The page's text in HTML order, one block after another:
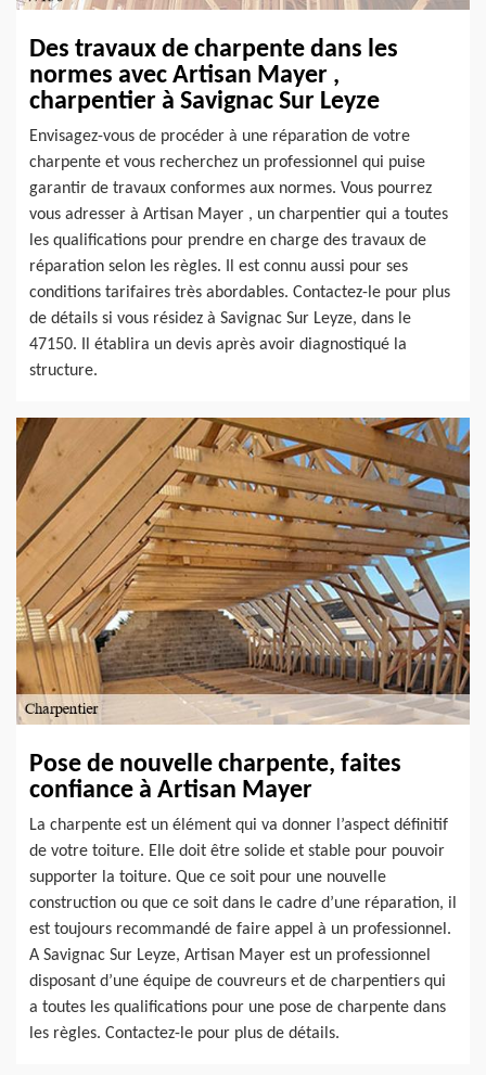
Des travaux de charpente dans les
normes avec Artisan Mayer ,
charpentier à Savignac Sur Leyze
Envisagez-vous de procéder à une réparation de votre
charpente et vous recherchez un professionnel qui puise
garantir de travaux conformes aux normes. Vous pourrez
vous adresser à Artisan Mayer , un charpentier qui a toutes
les qualifications pour prendre en charge des travaux de
réparation selon les règles. Il est connu aussi pour ses
conditions tarifaires très abordables. Contactez-le pour plus
de détails si vous résidez à Savignac Sur Leyze, dans le
47150. Il établira un devis après avoir diagnostiqué la
structure.
Pose de nouvelle charpente, faites
confiance à Artisan Mayer
La charpente est un élément qui va donner l’aspect définitif
de votre toiture. Elle doit être solide et stable pour pouvoir
supporter la toiture. Que ce soit pour une nouvelle
construction ou que ce soit dans le cadre d’une réparation, il
est toujours recommandé de faire appel à un professionnel.
A Savignac Sur Leyze, Artisan Mayer est un professionnel
disposant d’une équipe de couvreurs et de charpentiers qui
a toutes les qualifications pour une pose de charpente dans
les règles. Contactez-le pour plus de détails.